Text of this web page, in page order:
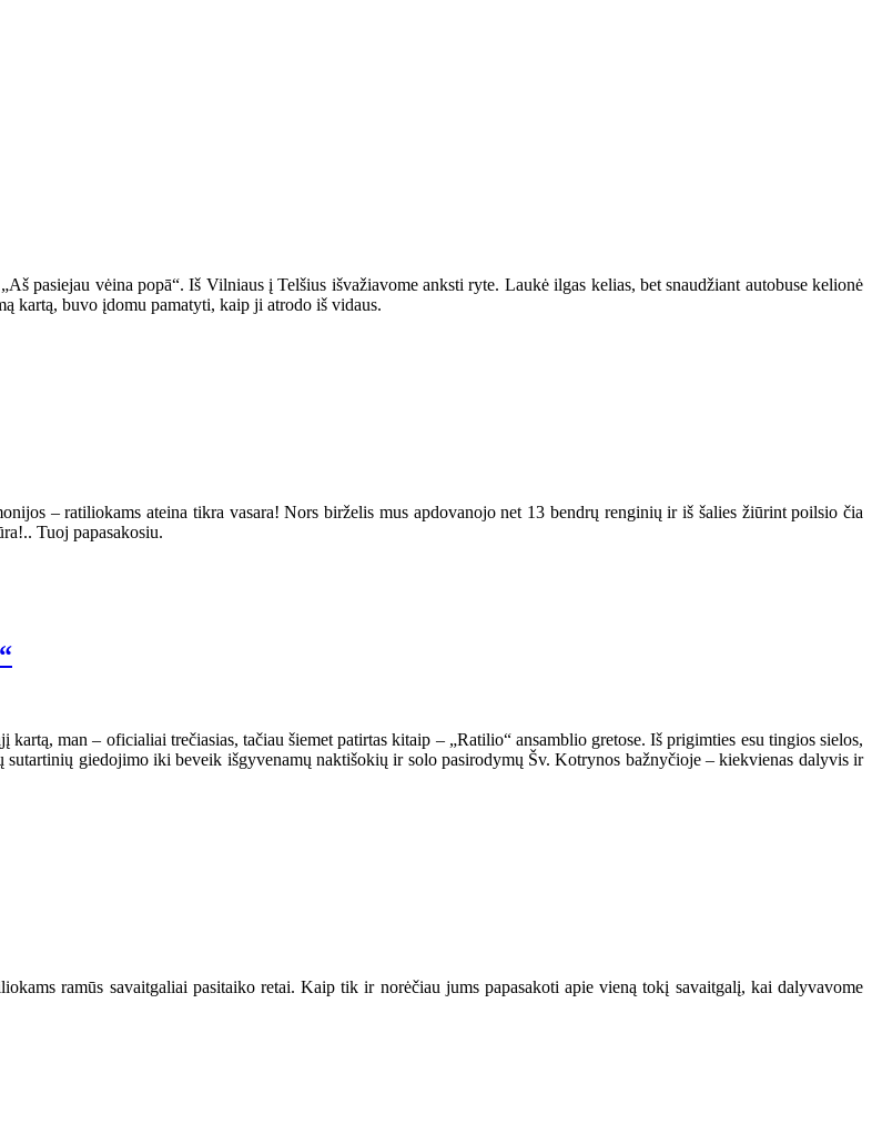
pasiejau vėina popā“. Iš Vilniaus į Telšius išvažiavome anksti ryte. Laukė ilgas kelias, bet snaudžiant autobuse kelionė
kartą, buvo įdomu pamatyti, kaip ji atrodo iš vidaus.
– ratiliokams ateina tikra vasara! Nors birželis mus apdovanojo net 13 bendrų renginių ir iš šalies žiūrint poilsio čia
Tuoj papasakosiu.
man – oficialiai trečiasias, tačiau šiemet patirtas kitaip – „Ratilio“ ansamblio gretose. Iš prigimties esu tingios sielos,
giedojimo iki beveik išgyvenamų naktišokių ir solo pasirodymų Šv. Kotrynos bažnyčioje – kiekvienas dalyvis ir
ramūs savaitgaliai pasitaiko retai. Kaip tik ir norėčiau jums papasakoti apie vieną tokį savaitgalį, kai dalyvavome